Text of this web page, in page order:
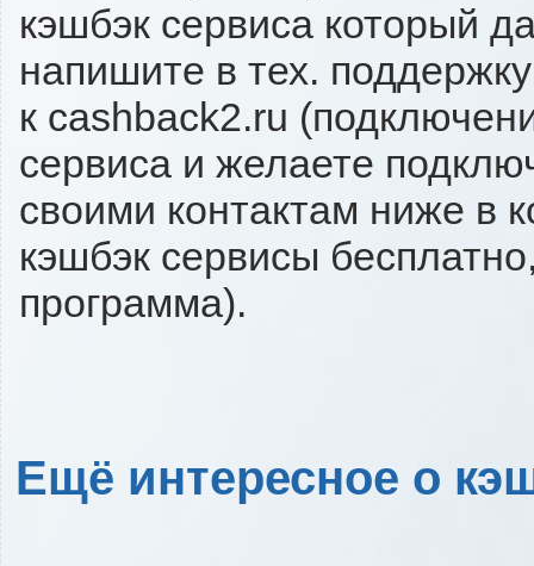
кэшбэк сервиса который
напишите в тех.
к cashback2.ru
сервиса и желаете
своими контактам ниже в
кэшбэк сервисы
программа).
Ещё интересное о